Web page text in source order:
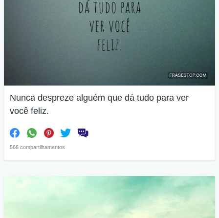
Nunca despreze alguém que dá tudo para ver
você feliz.
566 compartilhamentos